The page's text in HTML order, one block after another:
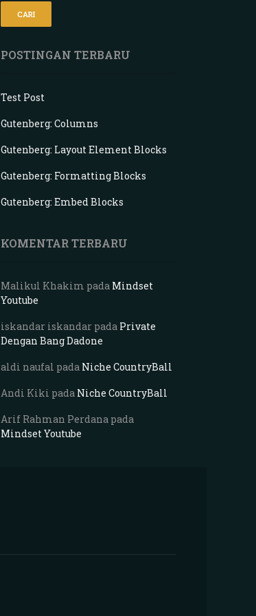
POSTINGAN TERBARU
Test Post
Gutenberg: Columns
Gutenberg: Layout Element Blocks
Gutenberg: Formatting Blocks
Gutenberg: Embed Blocks
KOMENTAR TERBARU
Malikul Khakim pada Mindset
Youtube
iskandar iskandar pada Private
Dengan Bang Dadone
aldi naufal pada Niche CountryBall
Andi Kiki pada Niche CountryBall
Arif Rahman Perdana pada
Mindset Youtube